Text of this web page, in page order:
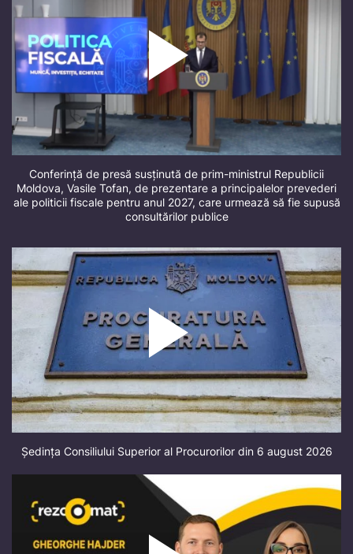
Conferință de presă susținută de prim-ministrul Republicii
Moldova, Vasile Tofan, de prezentare a principalelor prevederi
ale politicii fiscale pentru anul 2027, care urmează să fie supusă
consultărilor publice
Ședința Consiliului Superior al Procurorilor din 6 august 2026